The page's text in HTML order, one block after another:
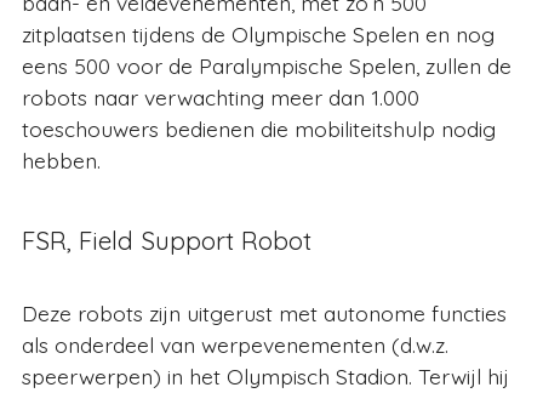
zitplaatsen tijdens de Olympische Spelen en nog
eens 500 voor de Paralympische Spelen, zullen de
robots naar verwachting meer dan 1.000
toeschouwers bedienen die mobiliteitshulp nodig
hebben.
FSR, Field Support Robot
Deze robots zijn uitgerust met autonome functies
als onderdeel van werpevenementen (d.w.z.
speerwerpen) in het Olympisch Stadion. Terwijl hij